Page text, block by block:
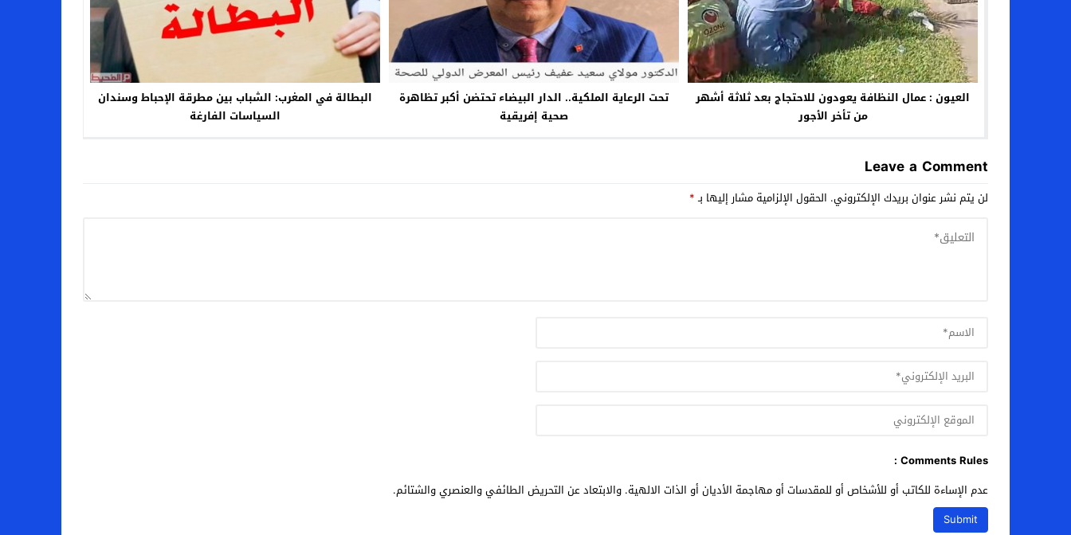
العيون : عمال النظافة يعودون للاحتجاج بعد ثلاثة أشهر
من تأخر الأجور
تحت الرعاية الملكية.. الدار البيضاء تحتضن أكبر تظاهرة
صحية إفريقية
البطالة في المغرب: الشباب بين مطرقة الإحباط وسندان
السياسات الفارغة
Leave a Comment
لن يتم نشر عنوان بريدك الإلكتروني. الحقول الإلزامية مشار إليها بـ*
Comments Rules :
عدم الإساءة للكاتب أو للأشخاص أو للمقدسات أو مهاجمة الأديان أو الذات الالهية. والابتعاد عن التحريض الطائفي والعنصري والشتائم.